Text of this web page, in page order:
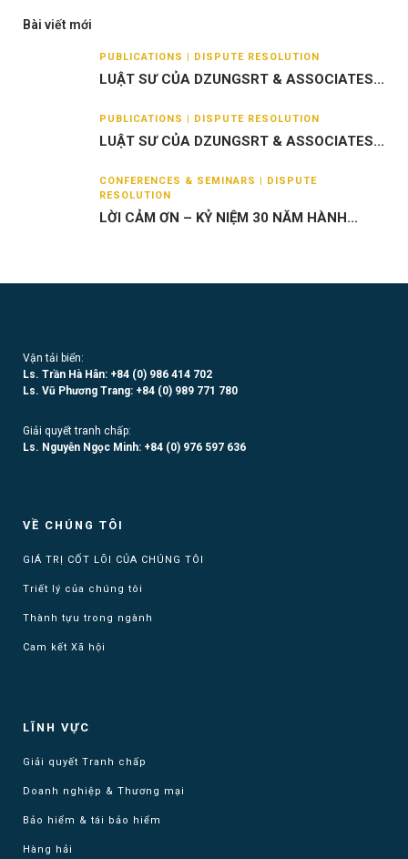
Bài viết mới
PUBLICATIONS | DISPUTE RESOLUTION
LUẬT SƯ CỦA DZUNGSRT & ASSOCIATES...
PUBLICATIONS | DISPUTE RESOLUTION
LUẬT SƯ CỦA DZUNGSRT & ASSOCIATES...
CONFERENCES & SEMINARS | DISPUTE
RESOLUTION
LỜI CẢM ƠN – KỶ NIỆM 30 NĂM HÀNH...
Vận tải biển:
Ls. Trần Hà Hân: +84 (0) 986 414 702
Ls. Vũ Phương Trang: +84 (0) 989 771 780
Giải quyết tranh chấp:
Ls. Nguyễn Ngọc Minh: +84 (0) 976 597 636
VỀ CHÚNG TÔI
GIÁ TRỊ CỐT LÕI CỦA CHÚNG TÔI
Triết lý của chúng tôi
Thành tựu trong ngành
Cam kết Xã hội
LĨNH VỰC
Giải quyết Tranh chấp
Doanh nghiệp & Thương mại
Bảo hiểm & tái bảo hiểm
Hàng hải